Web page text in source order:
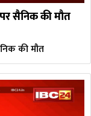
सैनिक की मौत
की मौत